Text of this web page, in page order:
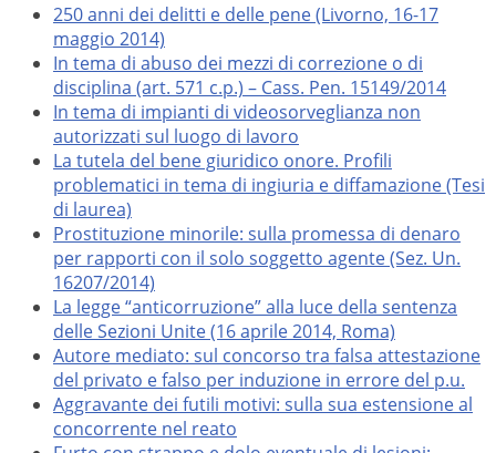
250 anni dei delitti e delle pene (Livorno, 16-17
maggio 2014)
In tema di abuso dei mezzi di correzione o di
disciplina (art. 571 c.p.) – Cass. Pen. 15149/2014
In tema di impianti di videosorveglianza non
autorizzati sul luogo di lavoro
La tutela del bene giuridico onore. Profili
problematici in tema di ingiuria e diffamazione (Tesi
di laurea)
Prostituzione minorile: sulla promessa di denaro
per rapporti con il solo soggetto agente (Sez. Un.
16207/2014)
La legge “anticorruzione” alla luce della sentenza
delle Sezioni Unite (16 aprile 2014, Roma)
Autore mediato: sul concorso tra falsa attestazione
del privato e falso per induzione in errore del p.u.
Aggravante dei futili motivi: sulla sua estensione al
concorrente nel reato